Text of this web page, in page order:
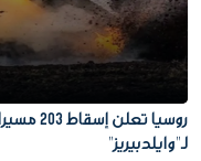
روسيا
لـ"وايلدبيريز"